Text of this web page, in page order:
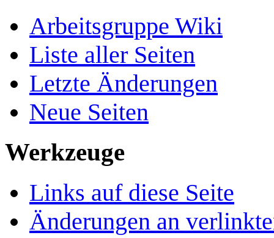
Arbeitsgruppe Wiki
Liste aller Seiten
Letzte Änderungen
Neue Seiten
Werkzeuge
Links auf diese Seite
Änderungen an